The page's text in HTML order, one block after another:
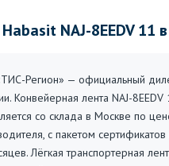
NAJ-8EEDV 11
Регион» — официальный
Конвейерная лента NAJ-8EEDV
со склада в Москве по
с пакетом сертификатов
Лёгкая транспортерная